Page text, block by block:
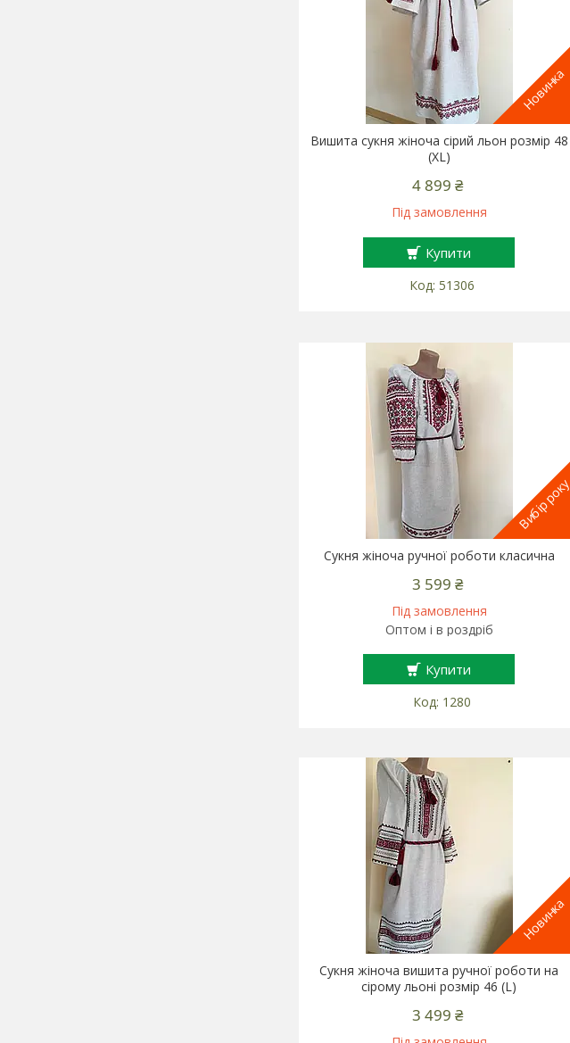
Новинка
Вишита сукня жіноча сірий льон розмір 48
(XL)
4 899 ₴
Під замовлення
Купити
51306
Вибір року
Сукня жіноча ручної роботи класична
3 599 ₴
Під замовлення
Оптом і в роздріб
Купити
1280
Новинка
Сукня жіноча вишита ручної роботи на
сірому льоні розмір 46 (L)
3 499 ₴